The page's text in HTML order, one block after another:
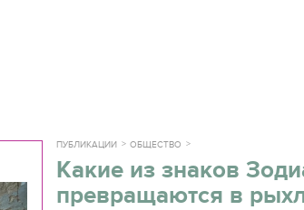
ПУБЛИКАЦИИ ОБЩЕСТВО
Какие из знаков
превращаются в